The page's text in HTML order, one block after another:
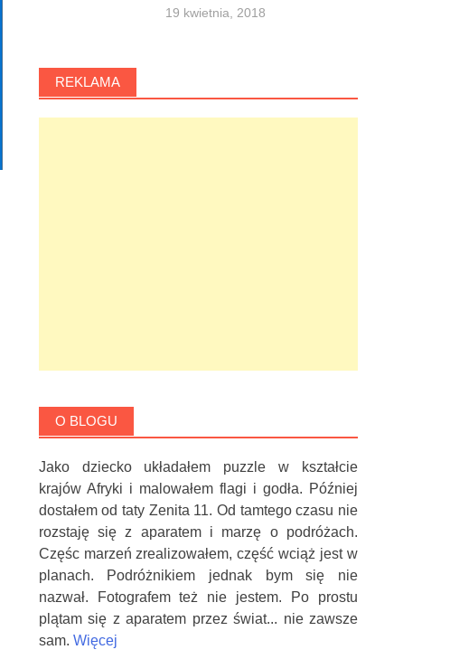
19 kwietnia, 2018
REKLAMA
O BLOGU
Jako dziecko układałem puzzle w kształcie
krajów Afryki i malowałem flagi i godła. Później
dostałem od taty Zenita 11. Od tamtego czasu nie
rozstaję się z aparatem i marzę o podróżach.
Częśc marzeń zrealizowałem, część wciąż jest w
planach. Podróżnikiem jednak bym się nie
nazwał. Fotografem też nie jestem. Po prostu
plątam się z aparatem przez świat... nie zawsze
sam. Więcej